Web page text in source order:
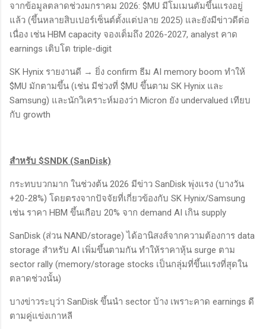
จากข้อมูลตลาดช่วงมกราคม 2026: $MU มีโมเมนตัมขึ้นแรงอยู่
แล้ว (ขึ้นหลายสิบเปอร์เซ็นต์ตั้งแต่ปลาย 2025) และยังมีข่าวดีต่อ
เนื่อง เช่น HBM capacity จองเต็มถึง 2026-2027, analyst คาด
earnings เติบโต triple-digit
SK Hynix รายงานดี → ยิ่ง confirm ธีม AI memory boom ทำให้
$MU มักตามขึ้น (เช่น มีช่วงที่ $MU ขึ้นตาม SK Hynix และ
Samsung) และนักวิเคราะห์มองว่า Micron ยัง undervalued เทียบ
กับ growth
สำหรับ $SNDK (SanDisk)
กระทบบวกมาก ในช่วงต้น 2026 มีข่าว SanDisk พุ่งแรง (บางวัน
+20-28%) โดยตรงจากปัจจัยที่เกี่ยวข้องกับ SK Hynix/Samsung
เช่น ราคา HBM ขึ้นเกือบ 20% จาก demand AI เกิน supply
SanDisk (ส่วน NAND/storage) ได้อานิสงส์จากความต้องการ data
storage สำหรับ AI เพิ่มขึ้นตามกัน ทำให้ราคาหุ้น surge ตาม
sector rally (memory/storage stocks เป็นกลุ่มที่ขึ้นแรงที่สุดใน
ตลาดช่วงนั้น)
บางข่าวระบุว่า SanDisk ขึ้นนำ sector บ้าง เพราะคาด earnings ดี
ตามคู่แข่งเกาหลี